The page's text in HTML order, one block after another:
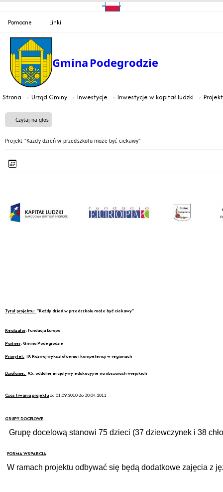
Pomocne Linki
Gmina Podegrodzie
Strona Urząd Gminy Inwestycje Inwestycje w kapitał ludzki
Czytaj na głos
Projekt "Każdy dzień w przedszkolu może być ciekawy"
Tytuł projektu: "Każdy dzień w przedszkolu może być ciekawy"
Realizator:Fundacja Europa
Partner: Gmina Podegrodzie
Priorytet: IX Rozwój wykształcenia i kompetencji w regionach
Działanie: 9.5. oddolne inicjatywy edukacyjne na obszarach wiejskich
Czas trwania projektuod 01.09.2010 do 30.04.2011
GRUPY DOCELOWE
Grupę docelową stanowi 75 dzieci (37 dziewczynek i 38
FORMA WSPARCIA
W ramach projektu odbywać się będą dodatkowe zajęcia z